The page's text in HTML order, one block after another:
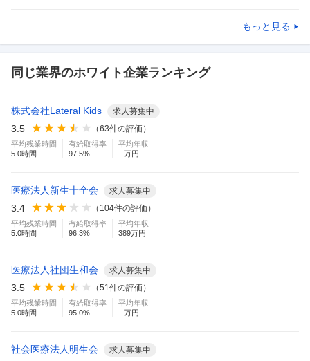
もっと見る
同じ業界のホワイト企業ランキング
株式会社Lateral Kids 求人募集中
3.5 （63件の評価）
平均残業時間
5.0時間
有給取得率
97.5%
平均年収
--万円
医療法人新生十全会 求人募集中
3.4 （ 104件の評価）
平均残業時間
5.0時間
有給取得率
96.3%
平均年収
389万円
医療法人社団生和会 求人募集中
3.5 （51 件の評価）
平均残業時間
5.0時間
有給取得率
95.0%
平均年収
--万円
社会医療法人明生会 求人募集中